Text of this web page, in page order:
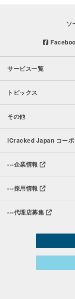
ソ
サービス一覧
トピックス
その他
iCracked Japan コーポ
---企業情報
---採用情報
---代理店募集